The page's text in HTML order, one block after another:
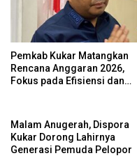
Pemkab Kukar Matangkan
Rencana Anggaran 2026,
Fokus pada Efisiensi dan
Malam Anugerah, Dispora
Kukar Dorong Lahirnya
Generasi Pemuda Pelopor